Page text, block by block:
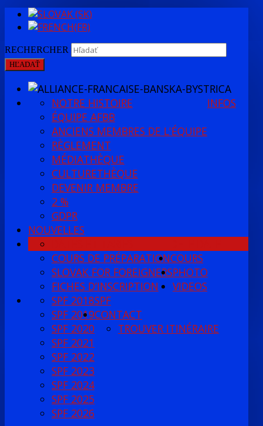
RECHERCHER
HĽADAŤ
INFOS
NOTRE HISTOIRE
ÉQUIPE AFBB
ANCIENS MEMBRES DE L'ÉQUIPE
RÈGLEMENT
MÉDIATHÈQUE
CULTURETHÈQUE
DEVENIR MEMBRE
2 %
GDPR
NOUVELLES
COURS DE PRÉPARATIONCOURS
SLOVAK FOR FOREIGNERS
FICHES D’INSCRIPTION
PHOTO
VIDEOS
SPF
SPF 2018
SPF 2019
SPF 2020
SPF 2021
SPF 2022
SPF 2023
SPF 2024
SPF 2025
SPF 2026
CONTACT
TROUVER ITINÉRAIRE